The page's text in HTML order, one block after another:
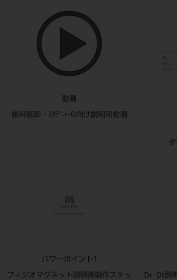
動画
歯科医師・ｽﾀﾃﾞｨｰG向け説明用動画
パワーポイント1
フィジオマグネット説明用製作ステッ
Dr･Dt説